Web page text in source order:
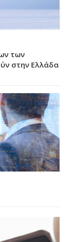
των
στην Ελλάδα